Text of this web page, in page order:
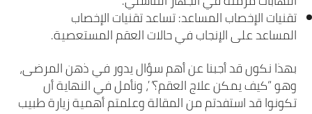
تقنيات الإخصاب المساعد: تساعد تقنيات الإخصاب
المساعد على الإنجاب في حالات العقم المستعصية.
بهذا نكون قد أجبنا عن أهم سؤال يدور في ذهن المرضى،
وهو “كيف يمكن علاج العقم؟”، ونأمل في النهاية أن
تكونوا قد استفدتم من المقالة وعلمتم أهمية زيارة طبيب